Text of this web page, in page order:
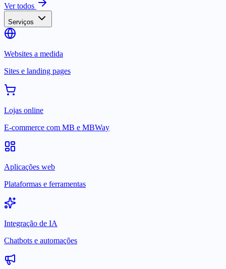
Ver todos
Serviços
Websites a medida
Sites e landing pages
Lojas online
E-commerce com MB e MBWay
Aplicações web
Plataformas e ferramentas
Integração de IA
Chatbots e automações